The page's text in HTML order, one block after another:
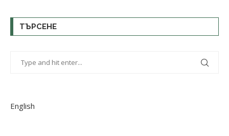
ТЪРСЕНЕ
English